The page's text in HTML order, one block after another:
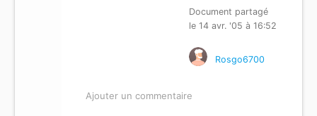
Document partagé
le 14 avr. '05 à 16:52
Rosgo6700
Ajouter un commentaire